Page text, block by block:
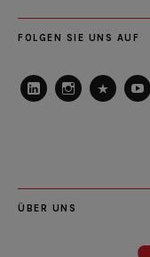
FOLGEN SIE UNS AUF
ÜBER UNS